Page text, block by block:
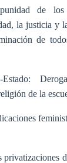
de los
la justicia y
de
Estado:
de la
privatizaciones